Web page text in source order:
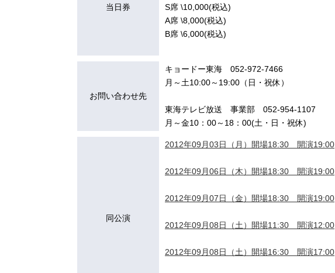
当日券
S席 \10,000(税込)
A席 \8,000(税込)
B席 \6,000(税込)
お問い合わせ先
キョードー東海 052-972-7466
月～土10:00～19:00（日・祝休）
東海テレビ放送 事業部 052-954-1107
月～金10：00～18：00(土・日・祝休)
同公演
2012年09月03日（月）開場18:30 開演19:00
2012年09月06日（木）開場18:30 開演19:00
2012年09月07日（金）開場18:30 開演19:00
2012年09月08日（土）開場11:30 開演12:00
2012年09月08日（土）開場16:30 開演17:00